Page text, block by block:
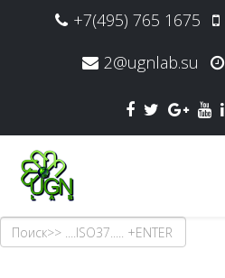
+7(495) 765 1675
2@ugnlab.su